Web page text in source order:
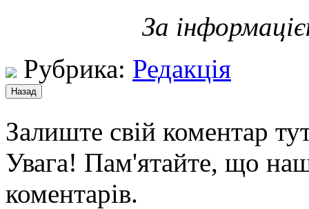
За
Рубрика: Редакція
Залиште свій коментар
Увага! Пам'ятайте, що
коментарів.